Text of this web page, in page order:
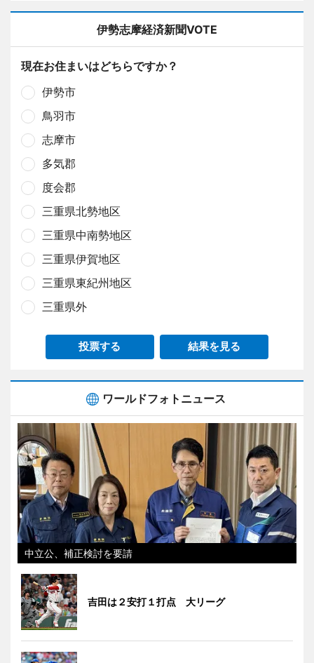
伊勢志摩経済新聞VOTE
現在お住まいはどちらですか？
伊勢市
鳥羽市
志摩市
多気郡
度会郡
三重県北勢地区
三重県中南勢地区
三重県伊賀地区
三重県東紀州地区
三重県外
投票する 結果を見る
ワールドフォトニュース
中立公、補正検討を要請
吉田は２安打１打点 大リーグ